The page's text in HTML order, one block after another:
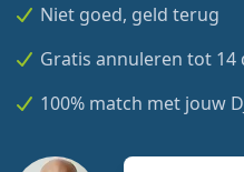
Niet goed, geld terug
Gratis annuleren tot
100% match met jouw